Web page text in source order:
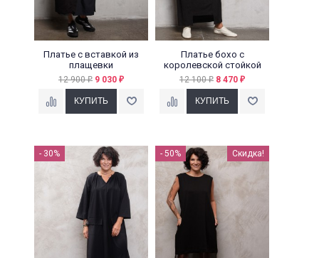
Платье с вставкой из
плащевки
12 900₽ 9 030 ₽
Платье бохо с
королевской стойкой
12 100₽ 8 470 ₽
- 30% - 50% Скидка!